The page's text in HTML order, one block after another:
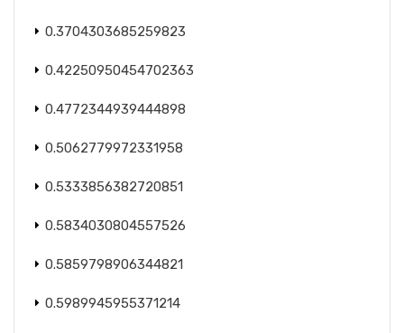
0.3704303685259823
0.42250950454702363
0.4772344939444898
0.5062779972331958
0.5333856382720851
0.5834030804557526
0.5859798906344821
0.5989945955371214